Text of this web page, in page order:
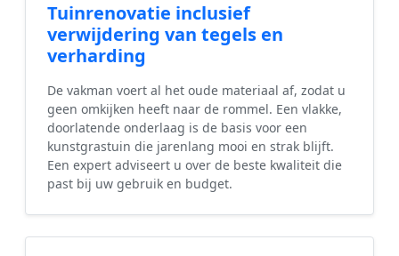
Tuinrenovatie inclusief
verwijdering van tegels en
verharding
De vakman voert al het oude materiaal af, zodat u
geen omkijken heeft naar de rommel. Een vlakke,
doorlatende onderlaag is de basis voor een
kunstgrastuin die jarenlang mooi en strak blijft.
Een expert adviseert u over de beste kwaliteit die
past bij uw gebruik en budget.